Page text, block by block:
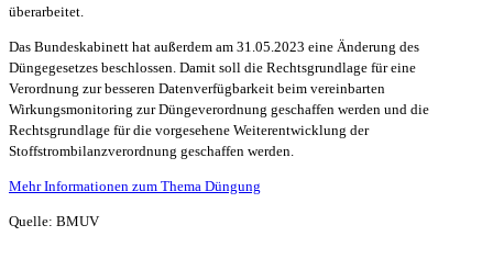
überarbeitet.
Das Bundeskabinett hat außerdem am 31.05.2023 eine Änderung des
Düngegesetzes beschlossen. Damit soll die Rechtsgrundlage für eine
Verordnung zur besseren Datenverfügbarkeit beim vereinbarten
Wirkungsmonitoring zur Düngeverordnung geschaffen werden und die
Rechtsgrundlage für die vorgesehene Weiterentwicklung der
Stoffstrombilanzverordnung geschaffen werden.
Mehr Informationen zum Thema Düngung
Quelle: BMUV